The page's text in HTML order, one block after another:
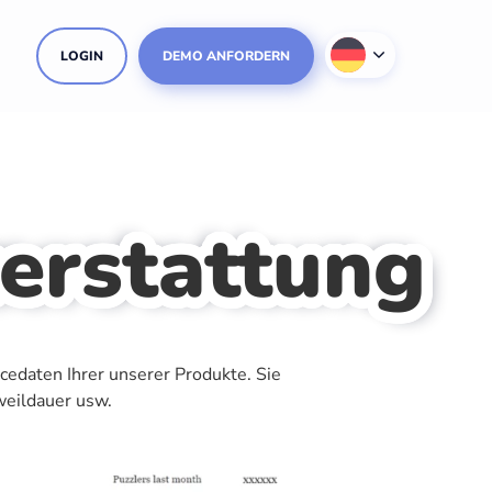
LOGIN DEMO ANFORDERN
Ihrer unserer Produkte. Sie
usw.